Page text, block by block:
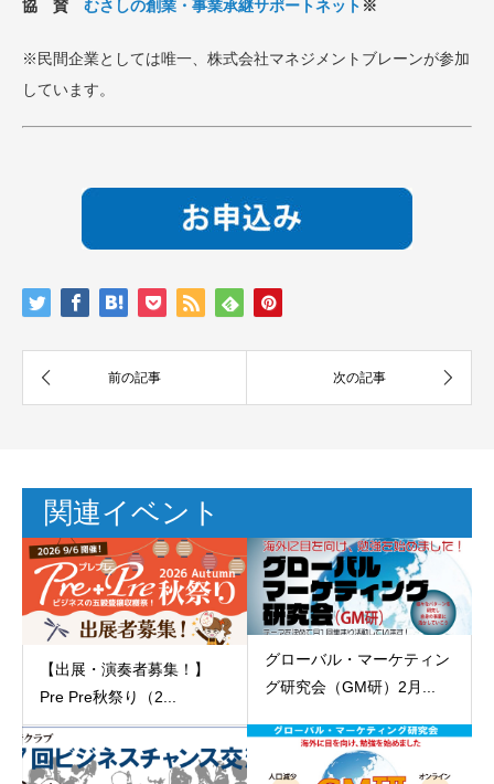
協 賛 むさしの創業・事業承継サポートネット ※
※民間企業としては唯一、株式会社マネジメントブレーンが参加
しています。
関連イベント
【出展・演奏者募集！】
Pre Pre秋祭り（2...
グローバル・マーケティン
グ研究会（GM研）2月...